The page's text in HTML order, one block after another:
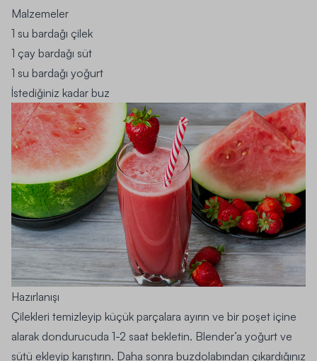
Malzemeler
1 su bardağı çilek
1 çay bardağı süt
1 su bardağı yoğurt
İstediğiniz kadar buz
Hazırlanışı
Çilekleri temizleyip küçük parçalara ayırın ve bir poşet içine
alarak dondurucuda 1-2 saat bekletin. Blender’a yoğurt ve
sütü ekleyip karıştırın. Daha sonra buzdolabından çıkardığınız